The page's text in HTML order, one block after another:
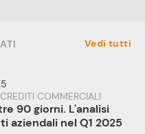
Vedi tutti
COMMERCIALI
90 giorni. L'analisi
aziendali nel Q1 2025